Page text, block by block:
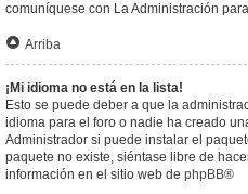
comuníquese con La Administración
Arriba
¡Mi idioma no está en la lista!
Esto se puede deber a que la
idioma para el foro o nadie ha creado
Administrador si puede instalar el
paquete no existe, siéntase libre de
información en el sitio web de phpBB®